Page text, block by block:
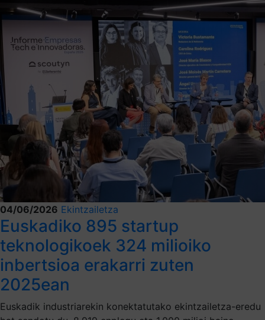
04/06/2026 Ekintzailetza
Euskadiko 895 startup
teknologikoek 324 milioiko
inbertsioa erakarri zuten
2025ean
Euskadik industriarekin konektatutako ekintzailetza-eredu